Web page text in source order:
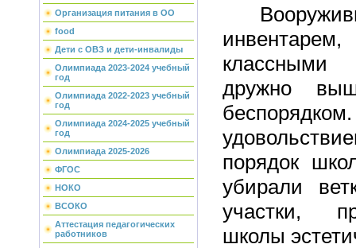
Организация питания в ОО
food
Дети с ОВЗ и дети-инвалиды
Олимпиада 2023-2024 учебный
год
Олимпиада 2022-2023 учебный
год
Олимпиада 2024-2025 учебный
год
Олимпиада 2025-2026
ФГОС
НОКО
ВСОКО
Аттестация педагогических
работников
дружно
порядок
убирали
участки,
школы